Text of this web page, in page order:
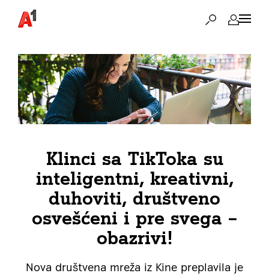
Klinci sa TikToka su
inteligentni, kreativni,
duhoviti, društveno
osvešćeni i pre svega –
obazrivi!
Nova društvena mreža iz Kine preplavila je